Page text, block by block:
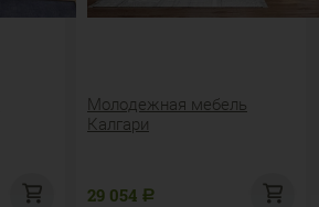
Молодежная мебель
Калгари
29 054 Р